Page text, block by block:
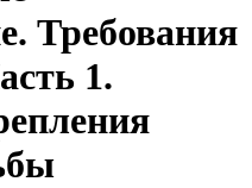
Требования
1.